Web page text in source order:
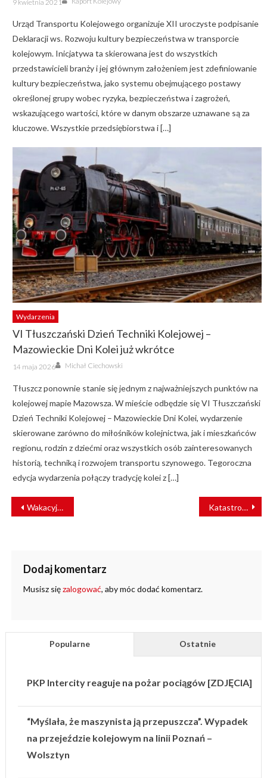
on
9 kwietnia 2021
Urząd Transportu Kolejowego organizuje XII uroczyste podpisanie
Deklaracji ws. Rozwoju kultury bezpieczeństwa w transporcie
kolejowym. Inicjatywa ta skierowana jest do wszystkich
przedstawicieli branży i jej głównym założeniem jest zdefiniowanie
kultury bezpieczeństwa, jako systemu obejmującego postawy
określonej grupy wobec ryzyka, bezpieczeństwa i zagrożeń,
wskazującego wartości, które w danym obszarze uznawane są za
kluczowe. Wszystkie przedsiębiorstwa i […]
Wydarzenia
VI Tłuszczański Dzień Techniki Kolejowej –
Mazowieckie Dni Kolei już wkrótce
Posted
on
14 maja 2026 Author
Michał Ciechowski
Tłuszcz ponownie stanie się jednym z najważniejszych punktów na
kolejowej mapie Mazowsza. W mieście odbędzie się VI Tłuszczański
Dzień Techniki Kolejowej – Mazowieckie Dni Kolei, wydarzenie
skierowane zarówno do miłośników kolejnictwa, jak i mieszkańców
regionu, rodzin z dziećmi oraz wszystkich osób zainteresowanych
historią, techniką i rozwojem transportu szynowego. Tegoroczna
edycja wydarzenia połączy tradycję kolei z […]
NAWIGACJA
WPISU
Wakacyjne przejazdy PKP i PKS za darmo? Lewica apeluje do rządu Katastrofa kolejowa w Iranie. Nie żyje 21 osób
Dodaj komentarz
Musisz sięzalogować, aby móc dodać komentarz.
Popularne Ostatnie
PKP Intercity reaguje na pożar pociągów [ZDJĘCIA]
“Myślała, że maszynista ją przepuszcza”. Wypadek
na przejeździe kolejowym na linii Poznań –
Wolsztyn